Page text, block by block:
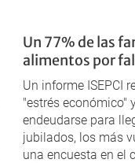
Un 77% de las
alimentos por
Un informe ISEPCI
"estrés económico"
endeudarse para
jubilados, los más
una encuesta en el